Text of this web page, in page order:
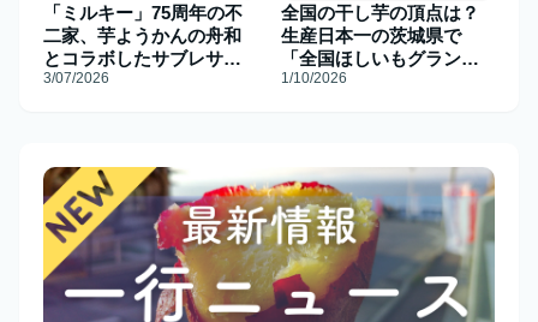
「ミルキー」75周年の不
二家、芋ようかんの舟和
とコラボしたサブレサン
ド発売へ
3/07/2026
全国の干し芋の頂点は？
生産日本一の茨城県で
「全国ほしいもグランプ
リ」
1/10/2026